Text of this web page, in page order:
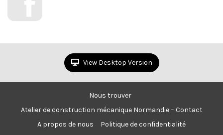
View Desktop Version
Nous trouver
Atelier de construction mécanique Normandie – Contact
A propos de nous
Politique de confidentialité